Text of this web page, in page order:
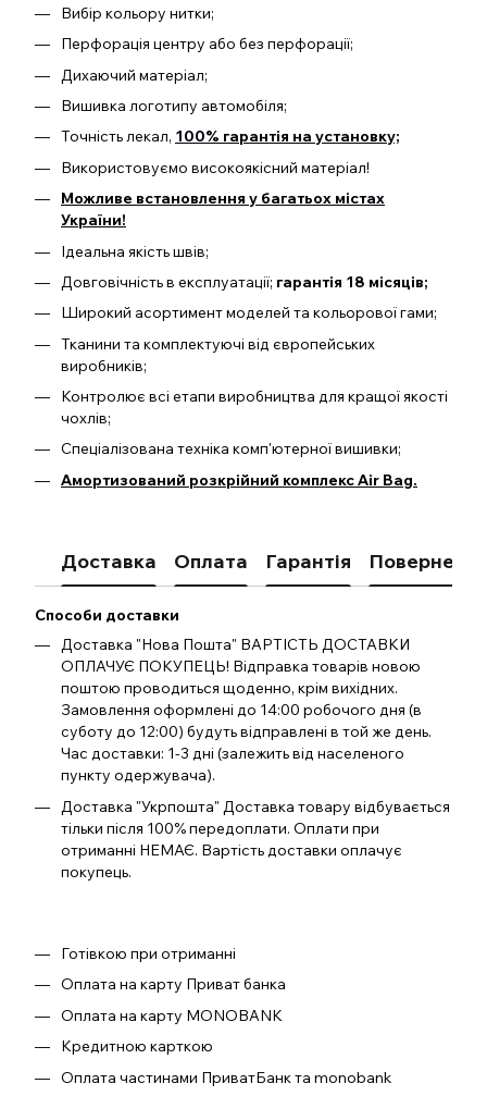
Вибір кольору нитки;
Перфорація центру або без перфорації;
Дихаючий матеріал;
Вишивка логотипу автомобіля;
Точність лекал, 100% гарантія на установку;
Використовуємо високоякісний матеріал!
Можливе встановлення у багатьох містах
України!
Ідеальна якість швів;
Довговічність в експлуатації; гарантія 18 місяців;
Широкий асортимент моделей та кольорової гами;
Тканини та комплектуючі від європейських
виробників;
Контролює всі етапи виробництва для кращої якості
чохлів;
Спеціалізована техніка комп'ютерної вишивки;
Амортизований розкрійний комплекс Air Bag.
Доставка Оплата Гарантія
Способи доставки
Доставка "Нова Пошта" ВАРТІСТЬ ДОСТАВКИ
ОПЛАЧУЄ ПОКУПЕЦЬ! Відправка товарів новою
поштою проводиться щоденно, крім вихідних.
Замовлення оформлені до 14:00 робочого дня (в
суботу до 12:00) будуть відправлені в той же день.
Час доставки: 1-3 дні (залежить від населеного
пункту одержувача).
Доставка "Укрпошта" Доставка товару відбувається
тільки після 100% передоплати. Оплати при
отриманні НЕМАЄ. Вартість доставки оплачує
покупець.
Готівкою при отриманні
Оплата на карту Приват банка
Оплата на карту MONOBANK
Кредитною карткою
Оплата частинами ПриватБанк та monobank